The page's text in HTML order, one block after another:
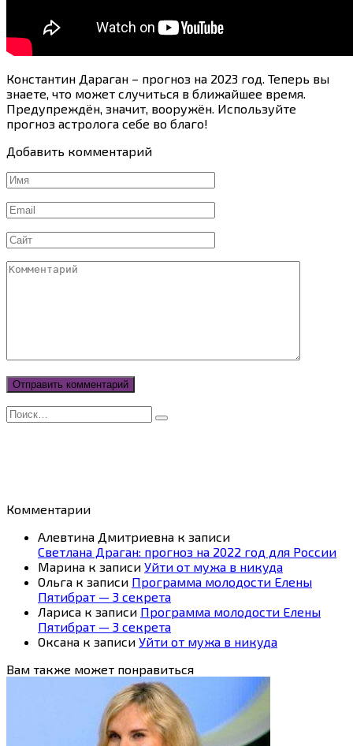
Константин Дараган – прогноз на 2023 год. Теперь вы
знаете, что может случиться в ближайшее время.
Предупреждён, значит, вооружён. Используйте
прогноз астролога себе во благо!
Добавить комментарий
Имя
*
Email
*
Сайт
Комментарий
Search
for:
Комментарии
Алевтина Дмитриевна к записи
Светлана Драган: прогноз на 2022 год для России
Марина к записи Уйти от мужа в никуда
Ольга к записи Программа молодости Елены
Пятибрат — 3 секрета
Лариса к записи Программа молодости Елены
Пятибрат — 3 секрета
Оксана к записи Уйти от мужа в никуда
Вам также может понравиться